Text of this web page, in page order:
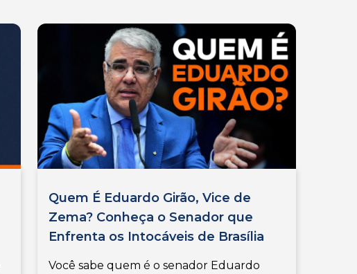
Quem É Eduardo Girão, Vice de
Zema? Conheça o Senador que
Enfrenta os Intocáveis de Brasília
Você sabe quem é o senador Eduardo